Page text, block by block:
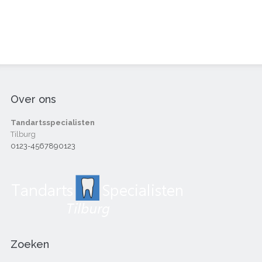
Over ons
Tandartsspecialisten
Tilburg
0123-4567890123
Zoeken